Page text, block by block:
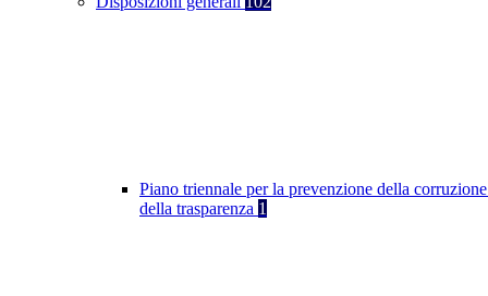
Piano triennale per la prevenzione della
della trasparenza 1